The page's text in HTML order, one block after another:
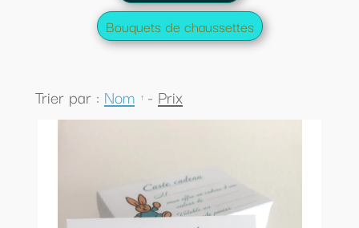
Bouquets de chaussettes
Trier par : Nom - Prix